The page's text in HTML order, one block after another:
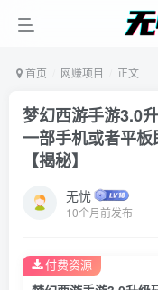
首页 网赚项目 正文
梦幻西游手游3.0
一部手机或者平
【揭秘】
无忧
10个月前发布
付费资源